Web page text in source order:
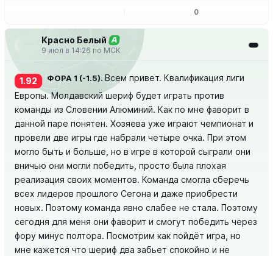
0
Красно Белый А
9 июл в 14:26 по МСК
1.92 ФОРА 1 (-1.5). Всем привет. Квалификация лиги
Европы. Молдавский шериф будет играть против
команды из Словении Алюминий. Как по мне фаворит в
данной паре понятен. Хозяева уже играют чемпионат и
провели две игры где набрали четыре очка. При этом
могло быть и больше, но в игре в которой сыграли они
вничью они могли победить, просто была плохая
реализация своих моментов. Команда смогла сберечь
всех лидеров прошлого Сегона и даже приобрести
новых. Поэтому команда явно слабее не стала. Поэтому
сегодня для меня они фаворит и смогут победить через
фору минус полтора. Посмотрим как пойдёт игра, но
мне кажется что шериф два забьет спокойно и не